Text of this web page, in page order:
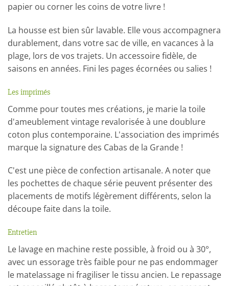
papier ou corner les coins de votre livre !
La housse est bien sûr lavable. Elle vous accompagnera
durablement, dans votre sac de ville, en vacances à la
plage, lors de vos trajets. Un accessoire fidèle, de
saisons en années. Fini les pages écornées ou salies !
Les imprimés
Comme pour toutes mes créations, je marie la toile
d'ameublement vintage revalorisée à une doublure
coton plus contemporaine. L'association des imprimés
marque la signature des Cabas de la Grande !
C'est une pièce de confection artisanale. A noter que
les pochettes de chaque série peuvent présenter des
placements de motifs légèrement différents, selon la
découpe faite dans la toile.
Entretien
Le lavage en machine reste possible, à froid ou à 30°,
avec un essorage très faible pour ne pas endommager
le matelassage ni fragiliser le tissu ancien. Le repassage